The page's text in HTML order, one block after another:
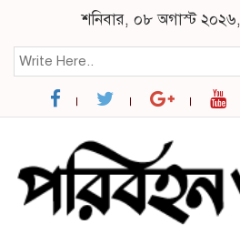
শনিবার, ০৮ অগাস্ট